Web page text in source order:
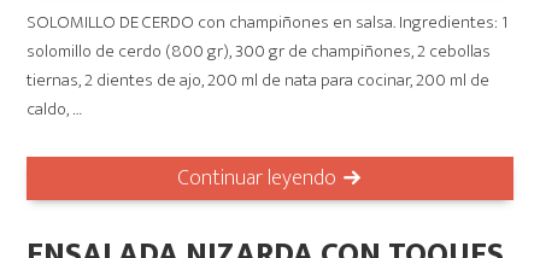
SOLOMILLO DE CERDO con champiñones en salsa. Ingredientes: 1
solomillo de cerdo (800 gr), 300 gr de champiñones, 2 cebollas
tiernas, 2 dientes de ajo, 200 ml de nata para cocinar, 200 ml de
caldo, …
Continuar leyendo